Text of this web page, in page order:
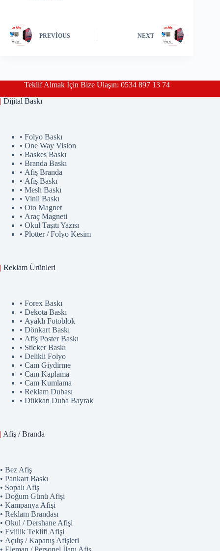
PREVIOUS NEXT
Teklif Almak İçin Bize Ulaşın: 0534 897 13 74
| Dijital Baskı
• Folyo Baskı
• One Way Vision
• Baskes Baskı
• Branda Baskı
• Afiş Branda
• Afiş Baskı
• Mesh Baskı
• Vinil Baskı
• Oto Magnet
• Araç Magneti
• Okul Taşıtı Yazısı
• Plotter / Folyo Kesim
| Reklam Ürünleri
• Forex Baskı
• Dekota Baskı
• Ayaklı Fotoblok
• Dönkart Baskı
• Afiş Poster Baskı
• Sticker Baskı
• Delikli Folyo
• Cam Giydirme
• Cam Kaplama
• Cam Kumlama
• Reklam Dubası
• Dükkan Duba Bayrak
| Afiş / Branda
• Bez Afiş
• Pankart Baskı
• Sopalı Afiş
• Doğum Günü Afişi
• Kampanya Afişi
• Reklam Brandası
• Okul / Dershane Afişi
• Evlilik Teklifi Afişi
• Açılış / Kapanış Afişleri
• Eleman / Personel İlanı Afiş